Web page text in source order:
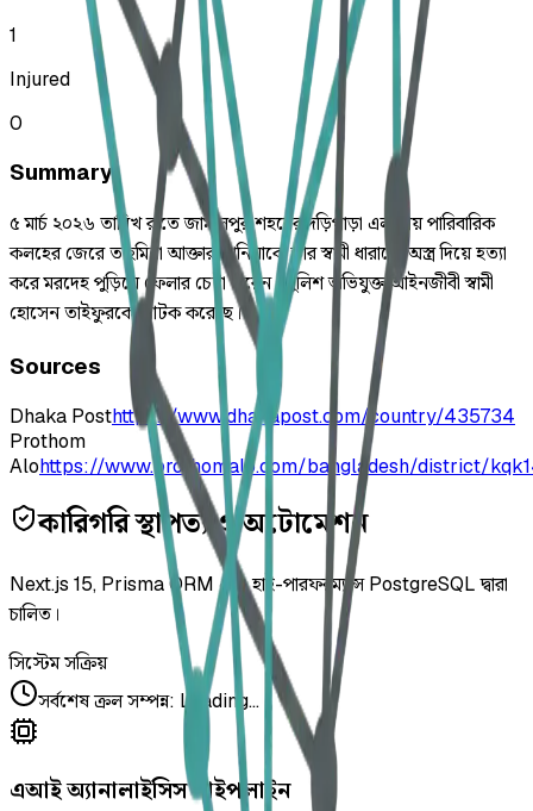
1
Injured
0
Summary
৫ মার্চ ২০২৬ তারিখ রাতে জামালপুর শহরের দড়িপাড়া এলাকায় পারিবারিক
কলহের জেরে তাহমিনা আক্তার তানিয়াকে তার স্বামী ধারালো অস্ত্র দিয়ে হত্যা
করে মরদেহ পুড়িয়ে ফেলার চেষ্টা করেন। পুলিশ অভিযুক্ত আইনজীবী স্বামী
হোসেন তাইফুরকে আটক করেছে।
Sources
Dhaka Posthttps://www.dhakapost.com/country/435734
Prothom
Alohttps://www.prothomalo.com/bangladesh/district/
কারিগরি স্থাপত্য ও অটোমেশন
Next.js 15, Prisma ORM এবং হাই-পারফরম্যান্স PostgreSQL দ্বারা
চালিত।
সিস্টেম সক্রিয়
সর্বশেষ ক্রল সম্পন্ন: Loading...
এআই অ্যানালাইসিস পাইপলাইন